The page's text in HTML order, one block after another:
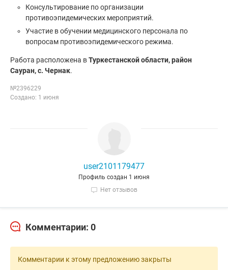
Консультирование по организации
противоэпидемических мероприятий.
Участие в обучении медицинского персонала по
вопросам противоэпидемического режима.
Работа расположена вТуркестанской области, район
Сауран, с. Чернак.
№2396229
Создано: 1 июня
user2101179477
Профиль создан 1 июня
Нет отзывов
Комментарии: 0
Комментарии к этому предложению закрыты